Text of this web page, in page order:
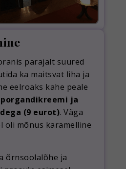
parajalt suured
ka maitsvat liha ja
eelroaks kahe peale
ja
(9 eurot). Väga
oli mõnus karamelline
õrnsoolalõhe ja